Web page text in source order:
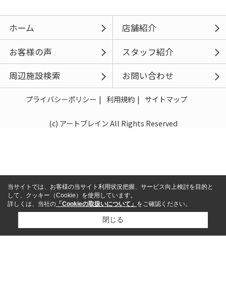
ホーム
店舗紹介
お客様の声
スタッフ紹介
周辺施設検索
お問い合わせ
プライバシーポリシー 利用規約 サイトマップ
(c) アートブレイン All Rights Reserved
当サイトでは、お客様の当サイト利用状況把握、サービス向上検討を目的と
して、クッキー（Cookie）を使用しています。
詳しくは、当社の 「Cookieの取扱いについて」 をご確認ください。
閉じる